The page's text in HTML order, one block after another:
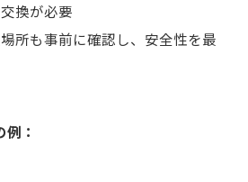
換が必要
所も事前に確認し、安全性を最
：